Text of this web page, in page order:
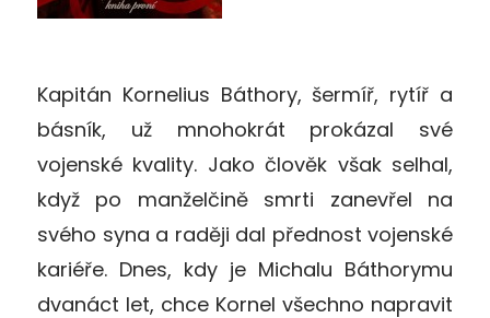
Kapitán Kornelius Báthory, šermíř, rytíř a
básník, už mnohokrát prokázal své
vojenské kvality. Jako člověk však selhal,
když po manželčině smrti zanevřel na
svého syna a raději dal přednost vojenské
kariéře. Dnes, kdy je Michalu Báthorymu
dvanáct let, chce Kornel všechno napravit